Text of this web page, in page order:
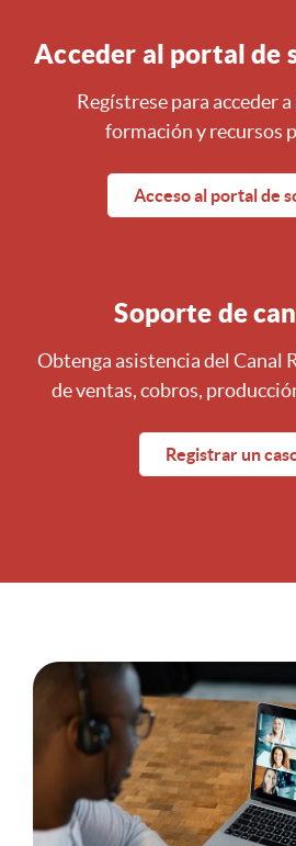
Acceder al portal de
Regístrese para acceder
formación y recursos
Acceso al portal de
Soporte de
Obtenga asistencia del Canal
de ventas, cobros,
Registrar un